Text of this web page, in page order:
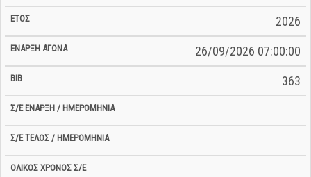
Αγώνα
Ημερομηνία
2026
26/09/2026 07:00:00
363